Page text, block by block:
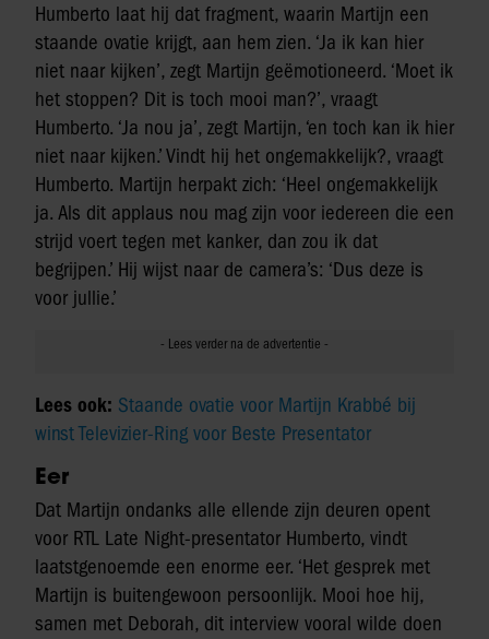
Humberto laat hij dat fragment, waarin Martijn een
staande ovatie krijgt, aan hem zien. ‘Ja ik kan hier
niet naar kijken’, zegt Martijn geëmotioneerd. ‘Moet ik
het stoppen? Dit is toch mooi man?’, vraagt
Humberto. ‘Ja nou ja’, zegt Martijn, ‘en toch kan ik hier
niet naar kijken.’ Vindt hij het ongemakkelijk?, vraagt
Humberto. Martijn herpakt zich: ‘Heel ongemakkelijk
ja. Als dit applaus nou mag zijn voor iedereen die een
strijd voert tegen met kanker, dan zou ik dat
begrijpen.’ Hij wijst naar de camera’s: ‘Dus deze is
voor jullie.’
Lees ook: Staande ovatie voor Martijn Krabbé bij
winst Televizier-Ring voor Beste Presentator
Eer
Dat Martijn ondanks alle ellende zijn deuren opent
voor RTL Late Night-presentator Humberto, vindt
laatstgenoemde een enorme eer. ‘Het gesprek met
Martijn is buitengewoon persoonlijk. Mooi hoe hij,
samen met Deborah, dit interview vooral wilde doen